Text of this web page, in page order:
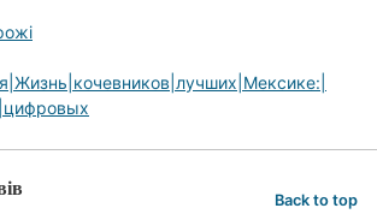
Back to top